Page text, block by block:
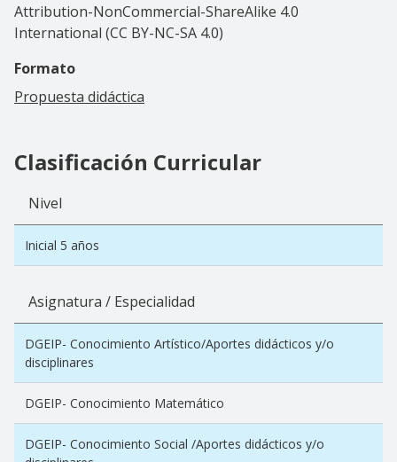
Attribution-NonCommercial-ShareAlike 4.0
International (CC BY-NC-SA 4.0)
Formato
Propuesta didáctica
Clasificación Curricular
Nivel
Inicial 5 años
Asignatura / Especialidad
DGEIP- Conocimiento Artístico/Aportes didácticos y/o
disciplinares
DGEIP- Conocimiento Matemático
DGEIP- Conocimiento Social /Aportes didácticos y/o